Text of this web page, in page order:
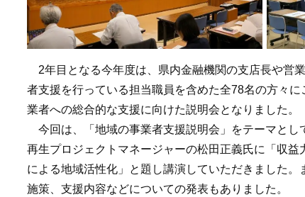
2年目となる今年度は、県内金融機関の支店長や営
者支援を行っている担当職員を含めた全78名の方々
業者への総合的な支援に向けた説明会となりました。
今回は、「地域の事業者支援説明会」をテーマとし
再生プロジェクトマネージャーの松田正義氏に「収
による地域活性化」と題し講演していただきました
施策、支援内容などについての発表もありました。